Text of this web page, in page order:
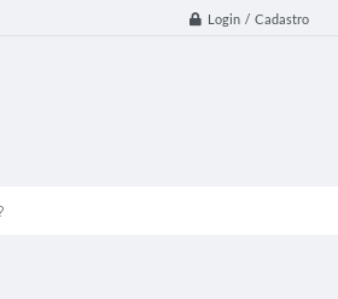
Login / Cadastro